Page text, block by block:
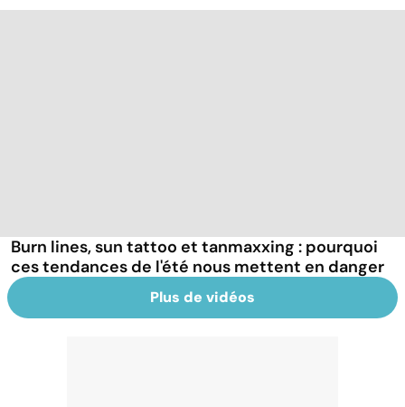
Burn lines, sun tattoo et tanmaxxing : pourquoi
ces tendances de l'été nous mettent en danger
Plus de vidéos